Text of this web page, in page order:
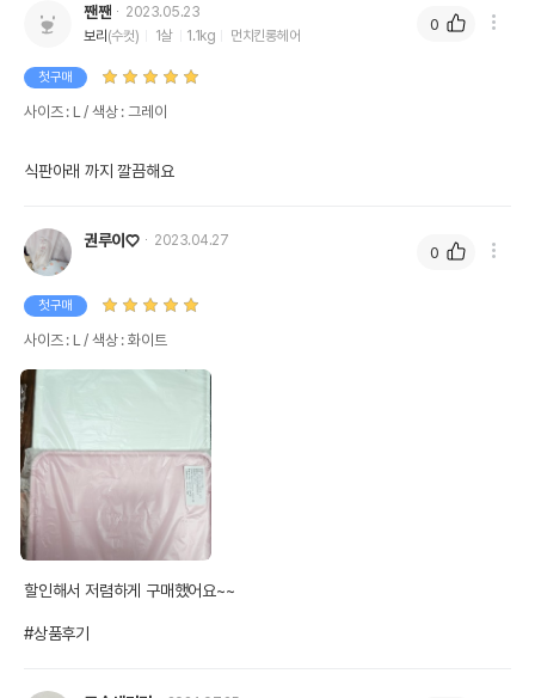
짼짼
2023.05.23
보리 (수컷) 1살 1.1kg 먼치킨롱헤어
첫구매
사이즈 : L / 색상 : 그레이
식판아래 까지 깔끔해요
0
권루이♡ 2023.04.27
첫구매
사이즈 : L / 색상 : 화이트
할인해서 저렴하게 구매했어요~~
#상품후기
0